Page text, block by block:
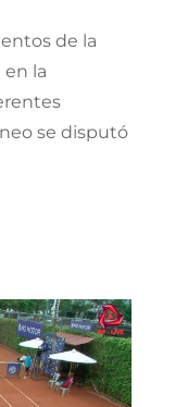
de la
en la
se disputó